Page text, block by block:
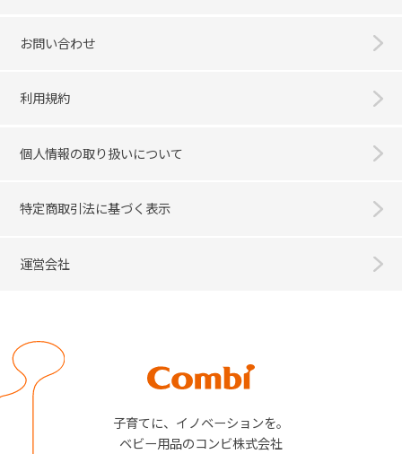
お問い合わせ
利用規約
個人情報の取り扱いについて
特定商取引法に基づく表示
運営会社
子育てに、イノベーションを。
ベビー用品のコンビ株式会社